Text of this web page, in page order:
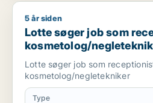
Lotte søger job som
5 år siden
Lotte søger job som
kosmetolog/
Lotte søger job som
kosmetolog/negletekniker
Type